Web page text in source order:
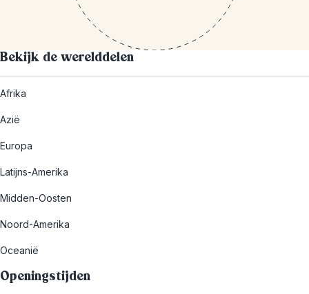
Bekijk de werelddelen
Afrika
Azië
Europa
Latijns-Amerika
Midden-Oosten
Noord-Amerika
Oceanië
Openingstijden